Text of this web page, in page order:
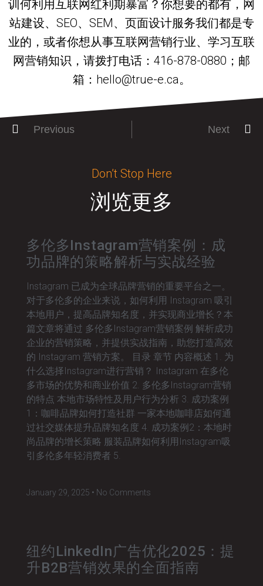
训何利用互联网红利期暴富？你想要的都有，网
站建设、SEO、SEM、页面设计服务我们都是专
业的，或者你想从事互联网营销行业、学习互联
网营销知识，请拨打电话：416-878-0880；邮
箱：hello@true-e.ca。
Previous Next
Don’t Stop Here
浏览更多
多伦多Instagram营销案例：成
功品牌的策略解析与实战经验
Instagram 已成为全球品牌营销的重要平台之一。
对于多伦多的企业来说，如何利用 Instagram 吸引
本地用户，提高品牌知名度，并实现商业增长？本
篇文章将通过 多伦多Instagram营销案例 解析成功
企业的营销策略，并提供实战指南，助您打造高效
的 Instagram 营销方案。 目录 章节 内容概述 1. 为
什么选择Instagram进行营销？ Instagram 在多伦
多市场的优势和商业价值 2. 多伦多Instagram营销
的特点 本地市场特性及用户行为分析 3. 成功案例
1：咖啡品牌如何打造社群 一家本地咖啡店如何通
过社交媒体提升品牌知名度 4. 成功案例2：本地时
尚品牌的增长策略 服装品牌如何利用Instagram吸
引多伦多年轻消费者 5.
January 29, 2025 No Comments
纽约LinkedIn广告优化2025：提
升B2B营销效果的全面指南